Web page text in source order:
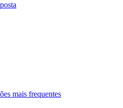
mais frequentes